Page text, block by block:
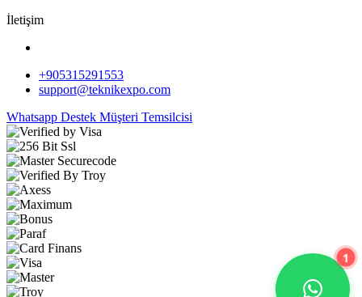
1
İletişim
+905315291553
support@teknikexpo.com
Whatsapp Destek Müşteri Temsilcisi